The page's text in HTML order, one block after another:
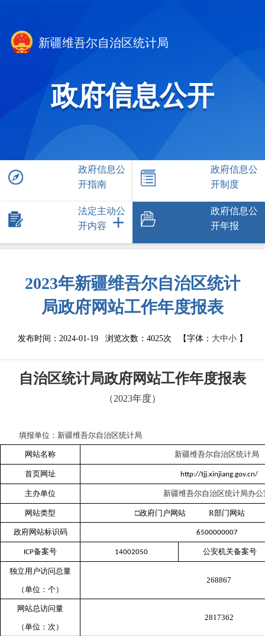
新疆维吾尔自治区统计局
政府信息公开
政府信息公
开指南
政府信息公
开制度
法定主动公
开内容
政府信息公
开年报
2023年新疆维吾尔自治区统计
局政府网站工作年度报表
发布时间：2024-01-19 浏览次数： 4025次 【字体： 大中小 】
自治区统计局政府网站工作年度报表
（2023年度）
填报单位：新疆维吾尔自治区统计局
网站名称 新疆维吾尔自治区统计局
首页网址 http://tjj.xinjiang.gov.cn/
主办单位 新疆维吾尔自治区统计局办公
网站类型 □政府门户网站 R部门网站 □
政府网站标识码 6500000007
ICP备案号 14002050 公安机关备案号
独立用户访问总量
（单位：个）
268867
网站总访问量
（单位：次）
2817362